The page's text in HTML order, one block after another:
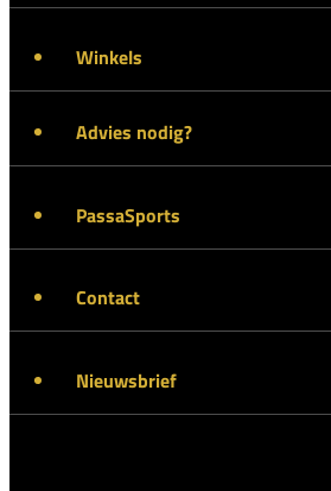
Winkels
Advies nodig?
PassaSports
Contact
Nieuwsbrief